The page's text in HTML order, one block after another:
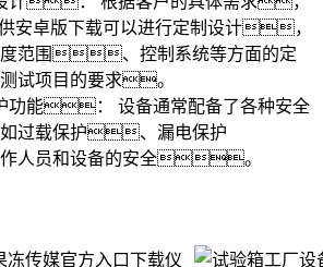
安卓版下载可以进行定制设计，
范围、控制系统等方面的定
试项目的要求。
能： 设备通常配备了各种安全
过载保护、漏电保护
人员和设备的安全。